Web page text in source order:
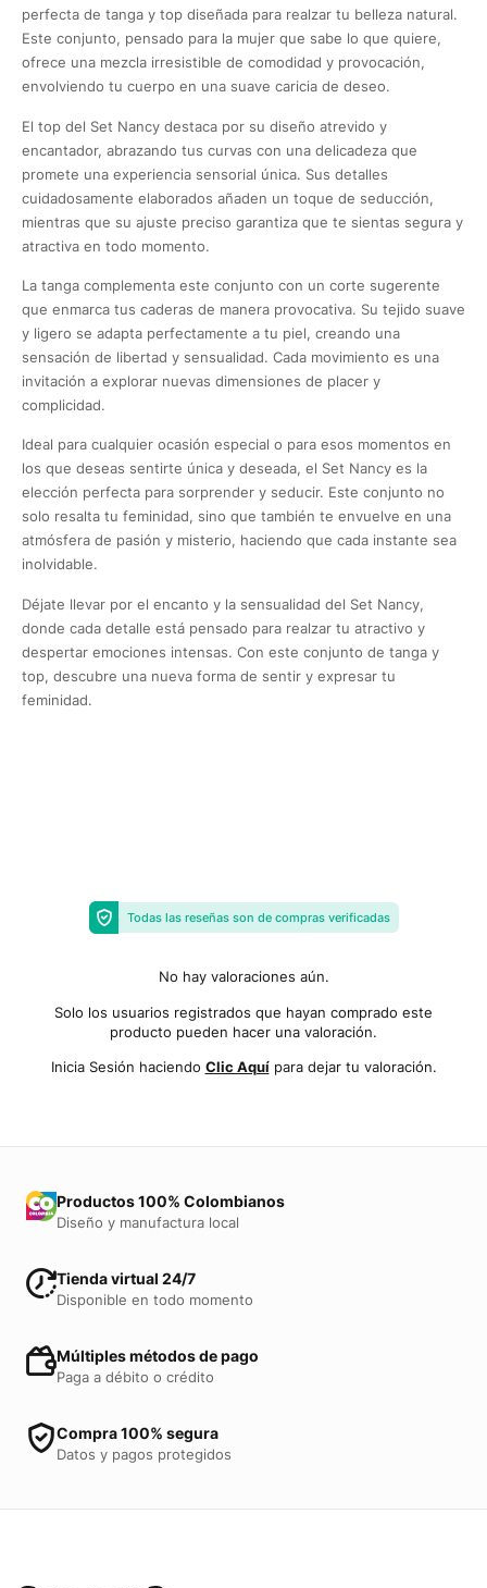
perfecta de tanga y top diseñada para realzar tu belleza natural.
Este conjunto, pensado para la mujer que sabe lo que quiere,
ofrece una mezcla irresistible de comodidad y provocación,
envolviendo tu cuerpo en una suave caricia de deseo.
El top del Set Nancy destaca por su diseño atrevido y
encantador, abrazando tus curvas con una delicadeza que
promete una experiencia sensorial única. Sus detalles
cuidadosamente elaborados añaden un toque de seducción,
mientras que su ajuste preciso garantiza que te sientas segura y
atractiva en todo momento.
La tanga complementa este conjunto con un corte sugerente
que enmarca tus caderas de manera provocativa. Su tejido suave
y ligero se adapta perfectamente a tu piel, creando una
sensación de libertad y sensualidad. Cada movimiento es una
invitación a explorar nuevas dimensiones de placer y
complicidad.
Ideal para cualquier ocasión especial o para esos momentos en
los que deseas sentirte única y deseada, el Set Nancy es la
elección perfecta para sorprender y seducir. Este conjunto no
solo resalta tu feminidad, sino que también te envuelve en una
atmósfera de pasión y misterio, haciendo que cada instante sea
inolvidable.
Déjate llevar por el encanto y la sensualidad del Set Nancy,
donde cada detalle está pensado para realzar tu atractivo y
despertar emociones intensas. Con este conjunto de tanga y
top, descubre una nueva forma de sentir y expresar tu
feminidad.
Todas las reseñas son de compras verificadas
No hay valoraciones aún.
Solo los usuarios registrados que hayan comprado este
producto pueden hacer una valoración.
Inicia Sesión haciendo Clic Aquípara dejar tu valoración.
Productos 100% Colombianos
Diseño y manufactura local
Tienda virtual 24/7
Disponible en todo momento
Múltiples métodos de pago
Paga a débito o crédito
Compra 100% segura
Datos y pagos protegidos